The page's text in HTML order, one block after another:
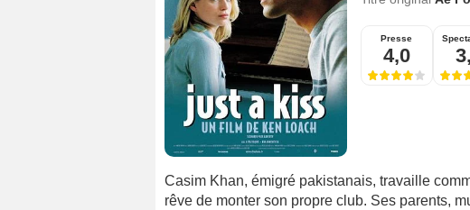
Presse
4,0
Casim Khan, émigré pakistanais, travaille
rêve de monter son propre club. Ses parents,